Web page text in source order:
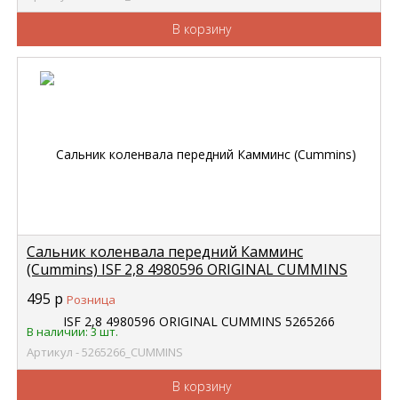
В корзину
Сальник коленвала передний Камминс
(Cummins) ISF 2,8 4980596 ORIGINAL CUMMINS
495 р Розница
В наличии: 3 шт.
Артикул - 5265266_CUMMINS
В корзину